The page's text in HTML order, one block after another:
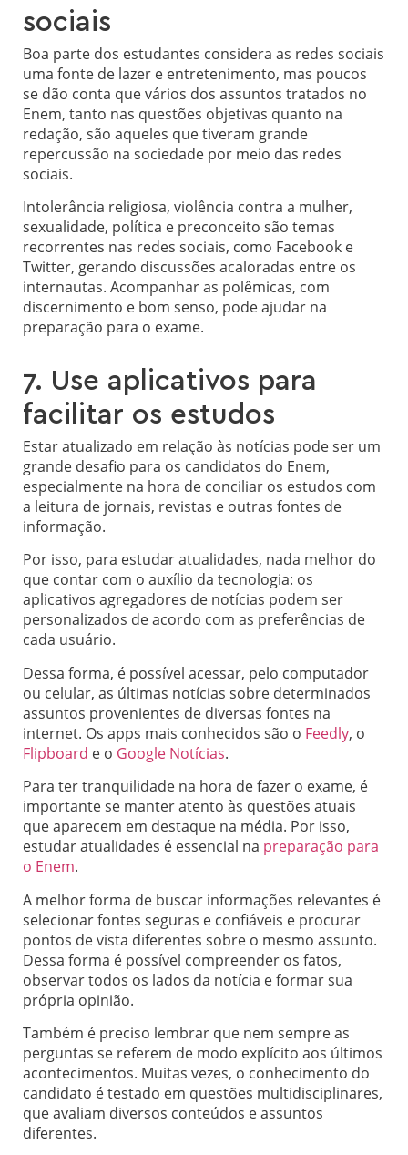
sociais
Boa parte dos estudantes considera as redes sociais
uma fonte de lazer e entretenimento, mas poucos
se dão conta que vários dos assuntos tratados no
Enem, tanto nas questões objetivas quanto na
redação, são aqueles que tiveram grande
repercussão na sociedade por meio das redes
sociais.
Intolerância religiosa, violência contra a mulher,
sexualidade, política e preconceito são temas
recorrentes nas redes sociais, como Facebook e
Twitter, gerando discussões acaloradas entre os
internautas. Acompanhar as polêmicas, com
discernimento e bom senso, pode ajudar na
preparação para o exame.
7. Use aplicativos para
facilitar os estudos
Estar atualizado em relação às notícias pode ser um
grande desafio para os candidatos do Enem,
especialmente na hora de conciliar os estudos com
a leitura de jornais, revistas e outras fontes de
informação.
Por isso, para estudar atualidades, nada melhor do
que contar com o auxílio da tecnologia: os
aplicativos agregadores de notícias podem ser
personalizados de acordo com as preferências de
cada usuário.
Dessa forma, é possível acessar, pelo computador
ou celular, as últimas notícias sobre determinados
assuntos provenientes de diversas fontes na
internet. Os apps mais conhecidos são o Feedly, o
Flipboard e o Google Notícias.
Para ter tranquilidade na hora de fazer o exame, é
importante se manter atento às questões atuais
que aparecem em destaque na média. Por isso,
estudar atualidades é essencial na preparação para
o Enem.
A melhor forma de buscar informações relevantes é
selecionar fontes seguras e confiáveis e procurar
pontos de vista diferentes sobre o mesmo assunto.
Dessa forma é possível compreender os fatos,
observar todos os lados da notícia e formar sua
própria opinião.
Também é preciso lembrar que nem sempre as
perguntas se referem de modo explícito aos últimos
acontecimentos. Muitas vezes, o conhecimento do
candidato é testado em questões multidisciplinares,
que avaliam diversos conteúdos e assuntos
diferentes.